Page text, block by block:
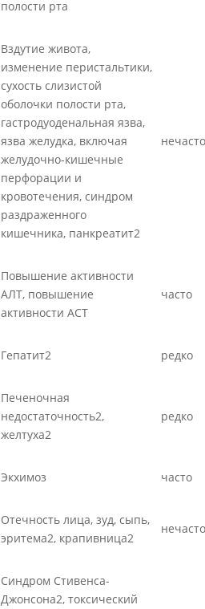
полости рта
Вздутие живота,
изменение перистальтики,
сухость слизистой
оболочки полости рта,
гастродуоденальная язва,
язва желудка, включая
желудочно-кишечные
перфорации и
кровотечения, синдром
раздраженного
кишечника, панкреатит2
нечасто
Повышение активности
АЛТ, повышение
активности АСТ
часто
Гепатит2 редко
Печеночная
недостаточность2,
желтуха2
редко
Экхимоз часто
Отечность лица, зуд, сыпь,
эритема2, крапивница2
нечасто
Синдром Стивенса-
Джонсона2, токсический